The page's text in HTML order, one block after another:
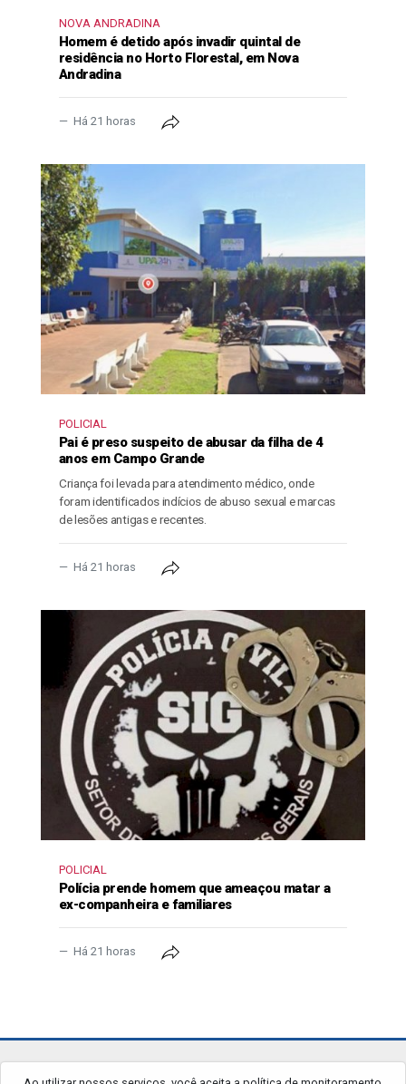
NOVA ANDRADINA
Homem é detido após invadir quintal de
residência no Horto Florestal, em Nova
Andradina
Há 21 horas
POLICIAL
Pai é preso suspeito de abusar da filha de 4
anos em Campo Grande
Criança foi levada para atendimento médico, onde
foram identificados indícios de abuso sexual e marcas
de lesões antigas e recentes.
Há 21 horas
POLICIAL
Polícia prende homem que ameaçou matar a
ex-companheira e familiares
Há 21 horas
jornalgrandourados.com.br